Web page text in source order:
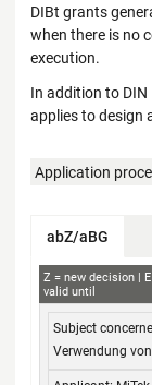
DIBt grants
when there is no
execution.
In addition to
applies to design
Application
abZ/aBG
aBG
Z new decision E
valid until
Verwendung